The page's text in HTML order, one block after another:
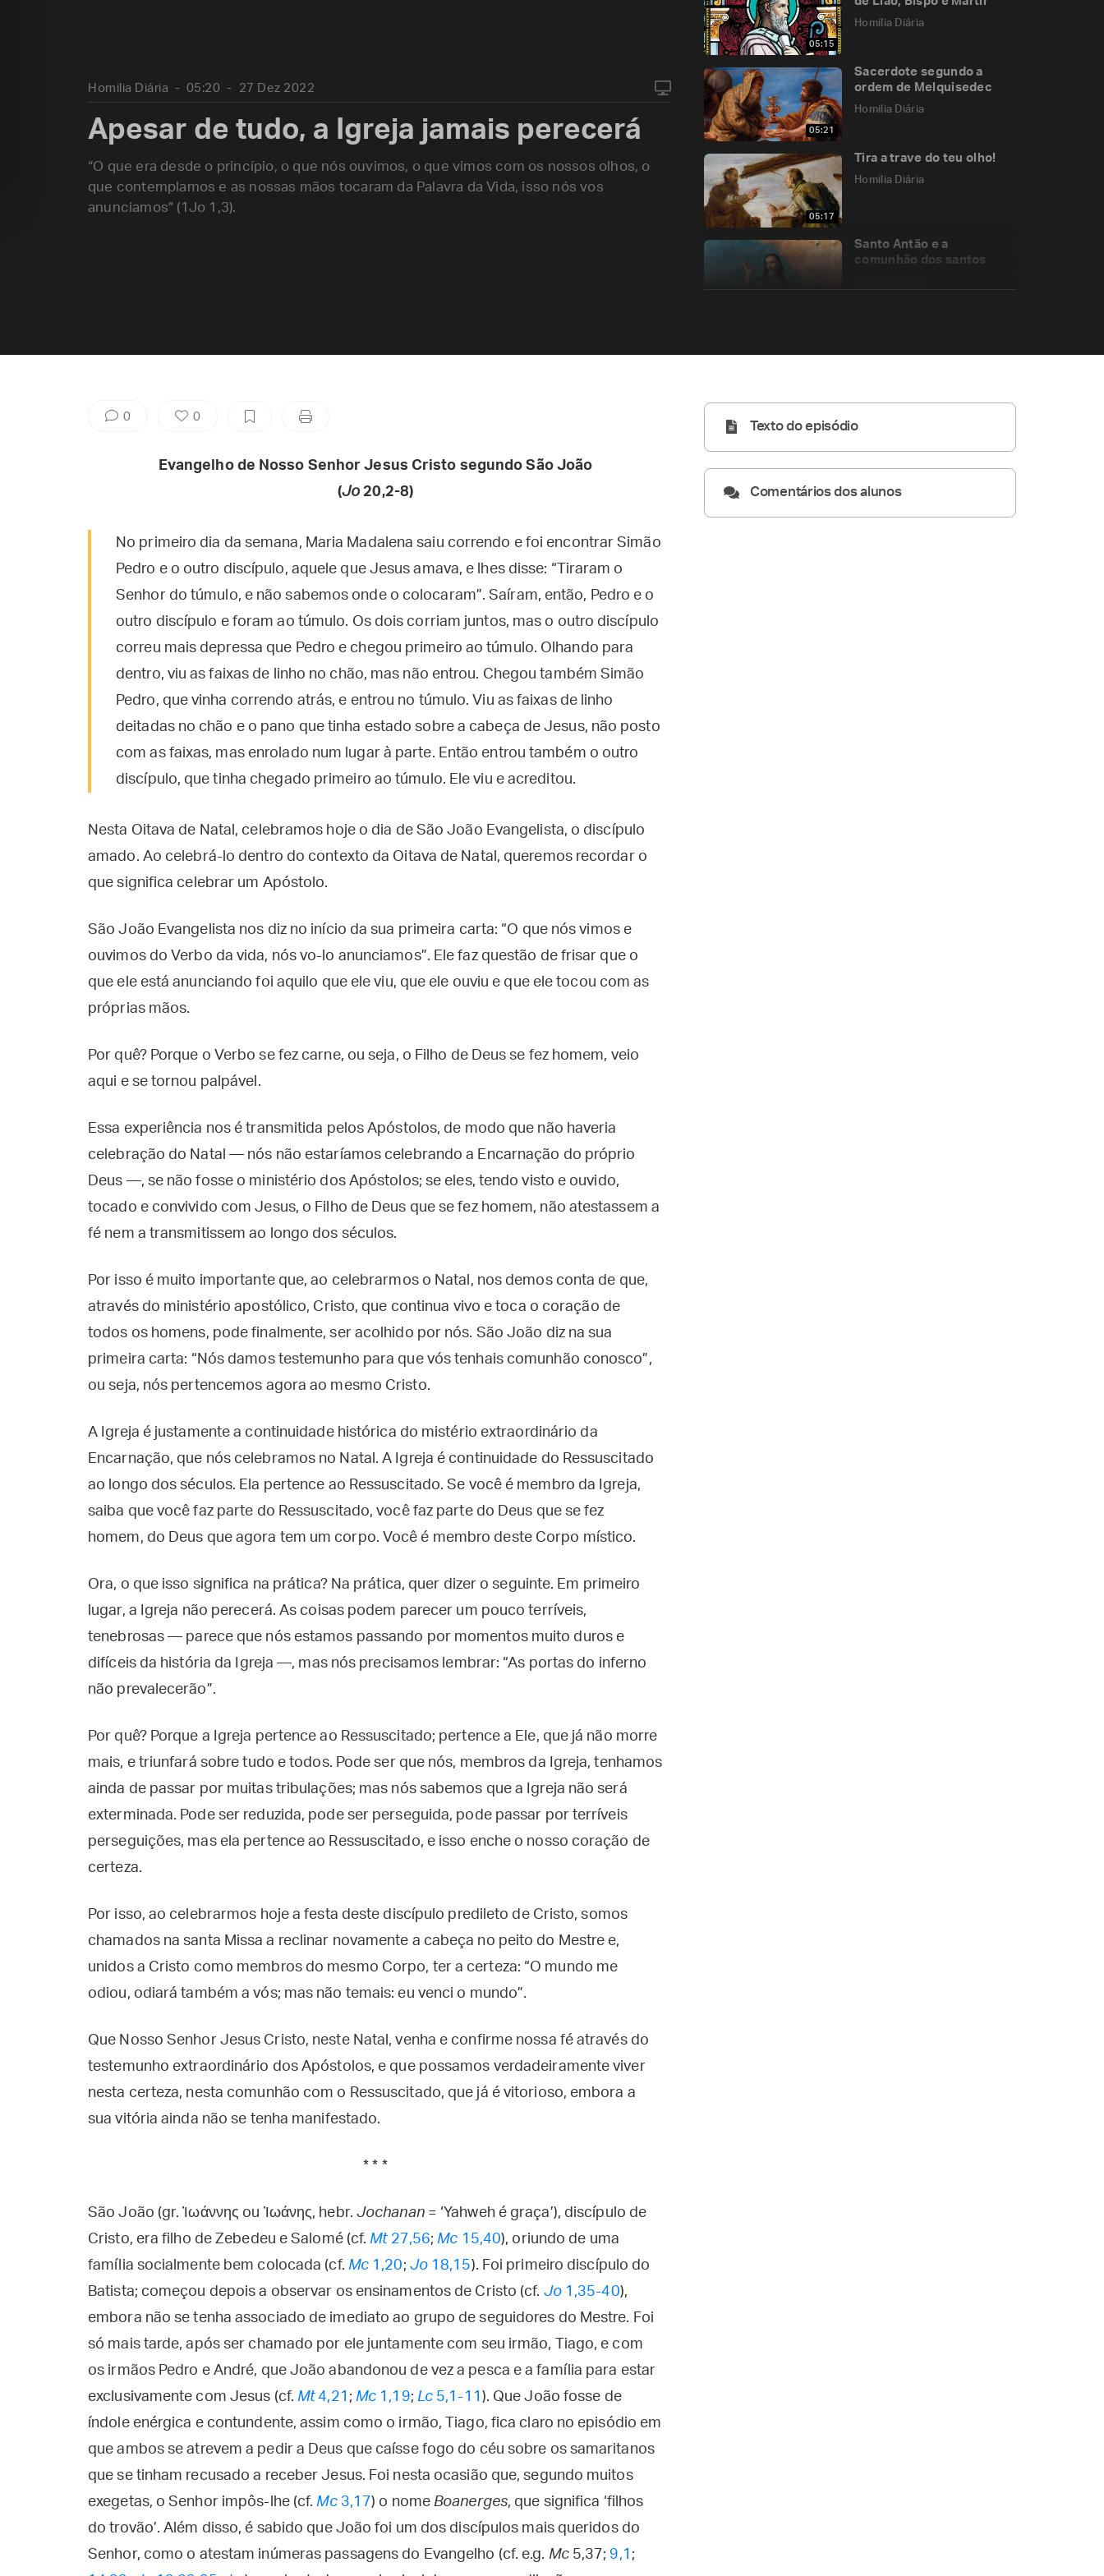
05:15
Homilia Diária
05:21
Sacerdote segundo a
ordem de Melquisedec
Homilia Diária
05:17
Tira a trave do teu olho!
Homilia Diária
Santo Antão e a
comunhão dos santos
Homilia Diária 05:20 27 Dez 2022
Apesar de tudo, a Igreja jamais perecerá
“O que era desde o princípio, o que nós ouvimos, o que vimos com os nossos olhos, o
que contemplamos e as nossas mãos tocaram da Palavra da Vida, isso nós vos
anunciamos” (1Jo 1,3).
0 0
Evangelho de Nosso Senhor Jesus Cristo segundo São João
(Jo 20,2-8)
No primeiro dia da semana, Maria Madalena saiu correndo e foi encontrar Simão
Pedro e o outro discípulo, aquele que Jesus amava, e lhes disse: “Tiraram o
Senhor do túmulo, e não sabemos onde o colocaram”. Saíram, então, Pedro e o
outro discípulo e foram ao túmulo. Os dois corriam juntos, mas o outro discípulo
correu mais depressa que Pedro e chegou primeiro ao túmulo. Olhando para
dentro, viu as faixas de linho no chão, mas não entrou. Chegou também Simão
Pedro, que vinha correndo atrás, e entrou no túmulo. Viu as faixas de linho
deitadas no chão e o pano que tinha estado sobre a cabeça de Jesus, não posto
com as faixas, mas enrolado num lugar à parte. Então entrou também o outro
discípulo, que tinha chegado primeiro ao túmulo. Ele viu e acreditou.
Nesta Oitava de Natal, celebramos hoje o dia de São João Evangelista, o discípulo
amado. Ao celebrá-lo dentro do contexto da Oitava de Natal, queremos recordar o
que significa celebrar um Apóstolo.
São João Evangelista nos diz no início da sua primeira carta: “O que nós vimos e
ouvimos do Verbo da vida, nós vo-lo anunciamos”. Ele faz questão de frisar que o
que ele está anunciando foi aquilo que ele viu, que ele ouviu e que ele tocou com as
próprias mãos.
Por quê? Porque o Verbo se fez carne, ou seja, o Filho de Deus se fez homem, veio
aqui e se tornou palpável.
Essa experiência nos é transmitida pelos Apóstolos, de modo que não haveria
celebração do Natal — nós não estaríamos celebrando a Encarnação do próprio
Deus —, se não fosse o ministério dos Apóstolos; se eles, tendo visto e ouvido,
tocado e convivido com Jesus, o Filho de Deus que se fez homem, não atestassem a
fé nem a transmitissem ao longo dos séculos.
Por isso é muito importante que, ao celebrarmos o Natal, nos demos conta de que,
através do ministério apostólico, Cristo, que continua vivo e toca o coração de
todos os homens, pode finalmente, ser acolhido por nós. São João diz na sua
primeira carta: “Nós damos testemunho para que vós tenhais comunhão conosco”,
ou seja, nós pertencemos agora ao mesmo Cristo.
A Igreja é justamente a continuidade histórica do mistério extraordinário da
Encarnação, que nós celebramos no Natal. A Igreja é continuidade do Ressuscitado
ao longo dos séculos. Ela pertence ao Ressuscitado. Se você é membro da Igreja,
saiba que você faz parte do Ressuscitado, você faz parte do Deus que se fez
homem, do Deus que agora tem um corpo. Você é membro deste Corpo místico.
Ora, o que isso significa na prática? Na prática, quer dizer o seguinte. Em primeiro
lugar, a Igreja não perecerá. As coisas podem parecer um pouco terríveis,
tenebrosas — parece que nós estamos passando por momentos muito duros e
difíceis da história da Igreja —, mas nós precisamos lembrar: “As portas do inferno
não prevalecerão”.
Por quê? Porque a Igreja pertence ao Ressuscitado; pertence a Ele, que já não morre
mais, e triunfará sobre tudo e todos. Pode ser que nós, membros da Igreja, tenhamos
ainda de passar por muitas tribulações; mas nós sabemos que a Igreja não será
exterminada. Pode ser reduzida, pode ser perseguida, pode passar por terríveis
perseguições, mas ela pertence ao Ressuscitado, e isso enche o nosso coração de
certeza.
Por isso, ao celebrarmos hoje a festa deste discípulo predileto de Cristo, somos
chamados na santa Missa a reclinar novamente a cabeça no peito do Mestre e,
unidos a Cristo como membros do mesmo Corpo, ter a certeza: “O mundo me
odiou, odiará também a vós; mas não temais: eu venci o mundo”.
Que Nosso Senhor Jesus Cristo, neste Natal, venha e confirme nossa fé através do
testemunho extraordinário dos Apóstolos, e que possamos verdadeiramente viver
nesta certeza, nesta comunhão com o Ressuscitado, que já é vitorioso, embora a
sua vitória ainda não se tenha manifestado.
* * *
São João (gr. Ἰωάννης ou Ἰωάνης, hebr. Jochanan= ‘Yahweh é graça’), discípulo de
Cristo, era filho de Zebedeu e Salomé (cf.Mt27,56;Mc 15,40), oriundo de uma
família socialmente bem colocada (cf. Mc 1,20; Jo18,15). Foi primeiro discípulo do
Batista; começou depois a observar os ensinamentos de Cristo (cf. Jo1,35-40),
embora não se tenha associado de imediato ao grupo de seguidores do Mestre. Foi
só mais tarde, após ser chamado por ele juntamente com seu irmão, Tiago, e com
os irmãos Pedro e André, que João abandonou de vez a pesca e a família para estar
exclusivamente com Jesus (cf.Mt4,21 ; Mc 1,19; Lc 5,1-11 ). Que João fosse de
índole enérgica e contundente, assim como o irmão, Tiago, fica claro no episódio em
que ambos se atrevem a pedir a Deus que caísse fogo do céu sobre os samaritanos
que se tinham recusado a receber Jesus. Foi nesta ocasião que, segundo muitos
exegetas, o Senhor impôs-lhe (cf.Mc3,17) o nomeBoanerges, que significa ‘filhos
do trovão’. Além disso, é sabido que João foi um dos discípulos mais queridos do
Senhor, como o atestam inúmeras passagens do Evangelho (cf. e.g. Mc5,37; 9,1 ;
Texto do episódio
Comentários dos alunos